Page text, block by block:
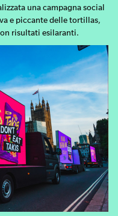
una campagna social
e piccante delle tortillas,
risultati esilaranti.